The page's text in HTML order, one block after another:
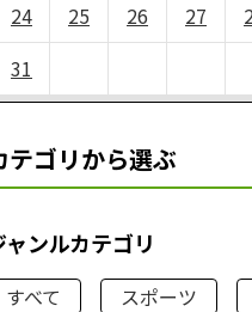
24
25 26 27
31
テゴリから選ぶ
ャンルカテゴリ
すべて スポーツ